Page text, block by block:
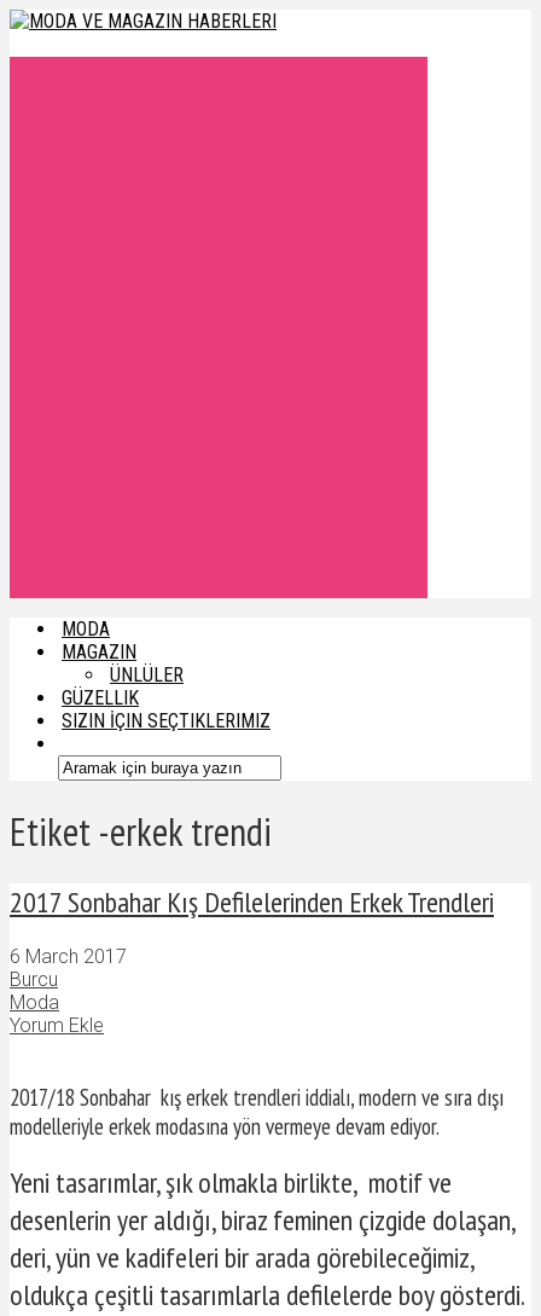
MODA
MAGAZIN
ÜNLÜLER
GÜZELLIK
SIZIN İÇIN SEÇTIKLERIMIZ
Etiket -erkek trendi
2017 Sonbahar Kış Defilelerinden Erkek Trendleri
6 March 2017
Burcu
Moda
Yorum Ekle
2017/18 Sonbahar kış erkek trendleri iddialı, modern ve sıra dışı
modelleriyle erkek modasına yön vermeye devam ediyor.
Yeni tasarımlar, şık olmakla birlikte, motif ve
desenlerin yer aldığı, biraz feminen çizgide dolaşan,
deri, yün ve kadifeleri bir arada görebileceğimiz,
oldukça çeşitli tasarımlarla defilelerde boy gösterdi.